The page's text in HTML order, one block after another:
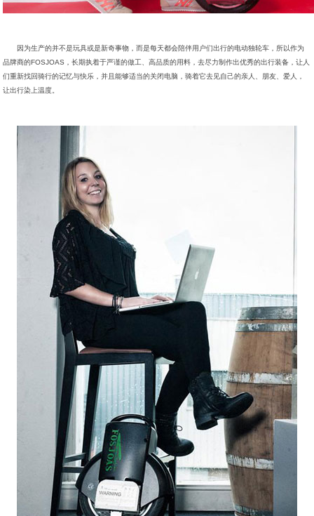
因为生产的并不是玩具或是新奇事物，而是每天都会陪伴用户们出行的电动独轮车，所以作为
品牌商的FOSJOAS，长期执着于严谨的做工、高品质的用料，去尽力制作出优秀的出行装备，让人
们重新找回骑行的记忆与快乐，并且能够适当的关闭电脑，骑着它去见自己的亲人、朋友、爱人，
让出行染上温度。